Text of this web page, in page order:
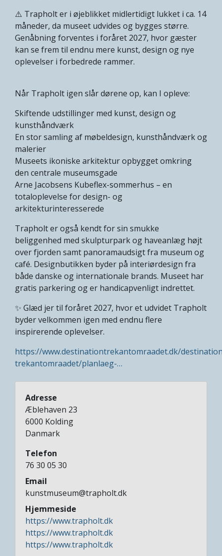
⚠️ Trapholt er i øjeblikket midlertidigt lukket i ca. 14
måneder, da museet udvides og bygges større.
Genåbning forventes i foråret 2027, hvor gæster
kan se frem til endnu mere kunst, design og nye
oplevelser i forbedrede rammer.
Når Trapholt igen slår dørene op, kan I opleve:
Skiftende udstillinger med kunst, design og
kunsthåndværk
En stor samling af møbeldesign, kunsthåndværk og
malerier
Museets ikoniske arkitektur opbygget omkring
den centrale museumsgade
Arne Jacobsens Kubeflex-sommerhus – en
totaloplevelse for design- og
arkitekturinteresserede
Trapholt er også kendt for sin smukke
beliggenhed med skulpturpark og haveanlæg højt
over fjorden samt panoramaudsigt fra museum og
café. Designbutikken byder på interiørdesign fra
både danske og internationale brands. Museet har
gratis parkering og er handicapvenligt indrettet.
✨ Glæd jer til foråret 2027, hvor et udvidet Trapholt
byder velkommen igen med endnu flere
inspirerende oplevelser.
https://www.destinationtrekantomraadet.dk/
trekantomraadet/planlaeg-…
Adresse
Æblehaven 23
6000 Kolding
Danmark
Telefon
76 30 05 30
Email
kunstmuseum@trapholt.dk
Hjemmeside
https://www.trapholt.dk
https://www.trapholt.dk
https://www.trapholt.dk